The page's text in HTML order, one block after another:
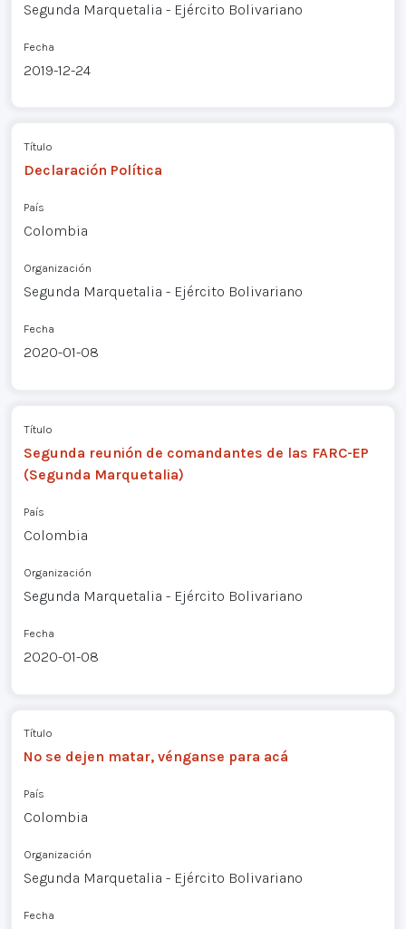
Segunda Marquetalia - Ejército Bolivariano
Fecha
2019-12-24
Título
Declaración Política
País
Colombia
Organización
Segunda Marquetalia - Ejército Bolivariano
Fecha
2020-01-08
Título
Segunda reunión de comandantes de las FARC-EP
(Segunda Marquetalia)
País
Colombia
Organización
Segunda Marquetalia - Ejército Bolivariano
Fecha
2020-01-08
Título
No se dejen matar, vénganse para acá
País
Colombia
Organización
Segunda Marquetalia - Ejército Bolivariano
Fecha